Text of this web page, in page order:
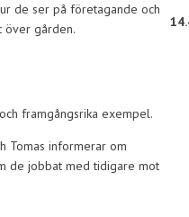
de ser på företagande och
över gården.
framgångsrika exempel.
Tomas informerar om
de jobbat med tidigare mot